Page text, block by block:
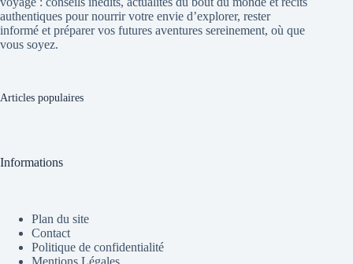
authentiques pour nourrir votre envie d’explorer, rester
informé et préparer vos futures aventures sereinement, où que
vous soyez.
Articles populaires
Informations
Plan du site
Contact
Politique de confidentialité